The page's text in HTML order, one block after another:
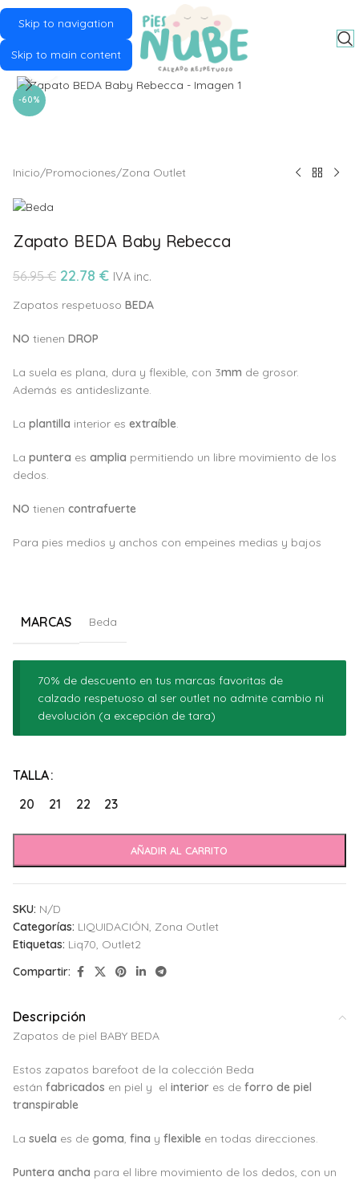
Skip to navigation
Skip to main content
-60%
Click to enlarge
Inicio/Promociones/Zona Outlet
Zapato BEDA Baby Rebecca
56.95€ 22.78 € IVA inc.
Zapatos respetuoso BEDA
NO tienen DROP
La suela es plana, dura y flexible, con 3mm de grosor.
Además es antideslizante.
La plantilla interior es extraíble.
La puntera es amplia permitiendo un libre movimiento de los
dedos.
NO tienen contrafuerte
Para pies medios y anchos con empeines medias y bajos
MARCAS Beda
70% de descuento en tus marcas favoritas de
calzado respetuoso al ser outlet no admite cambio ni
devolución (a excepción de tara)
TALLA
20
21 22 23
AÑADIR AL CARRITO
Alternative:
SKU: N/D
Categorías: LIQUIDACIÓN, Zona Outlet
Etiquetas: Liq70, Outlet2
Compartir:
Descripción
Zapatos de piel BABY BEDA
Estos zapatos barefoot de la colección Beda
están fabricados en piel y el interior es de forro de piel
transpirable
La suela es de goma, fina y flexible en todas direcciones.
Puntera ancha para el libre movimiento de los dedos, con un